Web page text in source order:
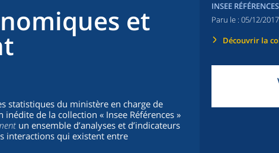
et
statistiques du ministère en charge de
de la collection « Insee Références »
un ensemble d’analyses et d’indicateurs
interactions qui existent entre
INSEE RÉFÉRENCES
Paru le : 05/12/2017
Découvrir la